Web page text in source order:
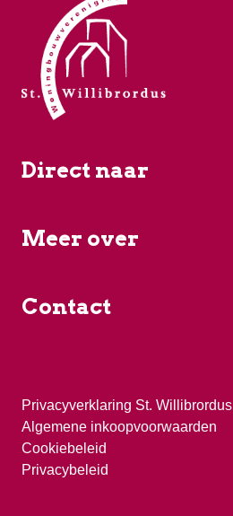
Direct naar
Meer over
Contact
Privacyverklaring St. Willibrordus
Algemene inkoopvoorwaarden
Cookiebeleid
Privacybeleid